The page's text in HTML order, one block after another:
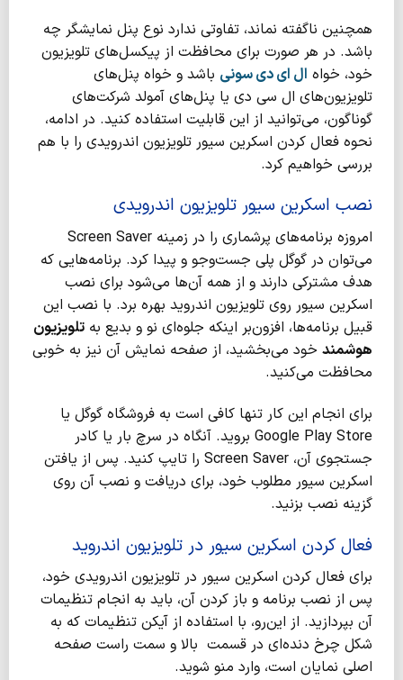
همچنین ناگفته نماند، تفاوتی ندارد نوع پنل نمایشگر چه
باشد. در هر صورت برای محافظت از پیکسل‌های تلویزیون
خود، خواه ال ای دی سونی باشد و خواه پنل‌های
تلویزیون‌های ال سی دی یا پنل‌های آمولد شرکت‌های
گوناگون، می‌توانید از این قابلیت استفاده کنید. در ادامه،
نحوه فعال کردن اسکرین سیور تلویزیون اندرویدی را با هم
بررسی خواهیم کرد.
نصب اسکرین سیور تلویزیون اندرویدی
امروزه برنامه‌های پرشماری را در زمینه Screen Saver
‌می‌توان در گوگل پلی جست‌وجو و پیدا کرد. برنامه‌هایی که
هدف مشترکی دارند و از همه آن‌ها می‌شود برای نصب
اسکرین سیور روی تلویزیون اندروید بهره برد. با نصب این
قبیل برنامه‌ها، افزون‌بر اینکه جلوه‌ای نو و بدیع به تلویزیون
هوشمند خود می‌بخشید، از صفحه نمایش آن نیز به خوبی
محافظت می‌کنید.
برای انجام این کار تنها کافی ‌است به فروشگاه گوگل یا
Google Play Store بروید. آنگاه در سرچ بار یا کادر
جستجوی آن، Screen Saver را تایپ کنید. پس از یافتن
اسکرین سیور مطلوب خود، برای دریافت و نصب آن روی
گزینه نصب بزنید.
فعال کردن اسکرین سیور در تلویزیون اندروید
برای فعال کردن اسکرین سیور در تلویزیون اندرویدی خود،
پس از نصب برنامه و باز کردن آن، باید به انجام تنظیمات
آن بپردازید. از این‌رو، با استفاده از آیکن تنظیمات که به
شکل چرخ دنده‌ای در قسمت بالا و سمت راست صفحه
اصلی نمایان است، وارد منو شوید.